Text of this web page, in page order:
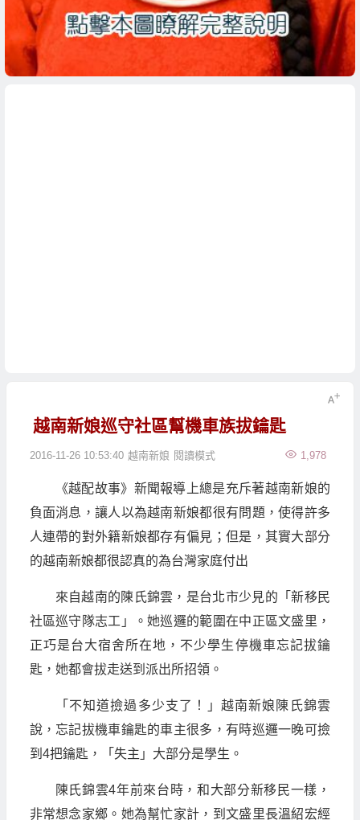
越南新娘巡守社區幫機車族拔鑰匙
2016-11-26 10:53:40 越南新娘 1,978
閱讀模式
《越配故事》新聞報導上總是充斥著越南新娘的
負面消息，讓人以為越南新娘都很有問題，使得許多
人連帶的對外籍新娘都存有偏見；但是，其實大部分
的越南新娘都很認真的為台灣家庭付出
來自越南的陳氏錦雲，是台北市少見的「新移民
社區巡守隊志工」。她巡邏的範圍在中正區文盛里，
正巧是台大宿舍所在地，不少學生停機車忘記拔鑰
匙，她都會拔走送到派出所招領。
「不知道撿過多少支了！」越南新娘陳氏錦雲
說，忘記拔機車鑰匙的車主很多，有時巡邏一晚可撿
到4把鑰匙，「失主」大部分是學生。
陳氏錦雲4年前來台時，和大部分新移民一樣，
非常想念家鄉。她為幫忙家計，到文盛里長溫紹宏經